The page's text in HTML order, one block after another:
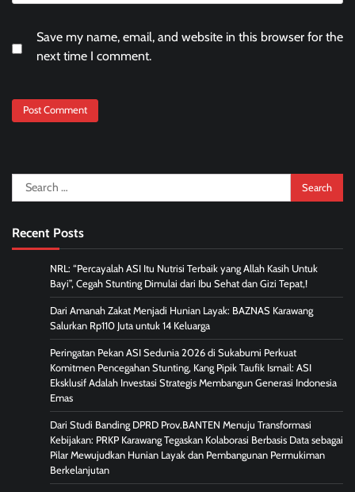
Save my name, email, and website in this browser for the
next time I comment.
Search
for:
Recent Posts
NRL: “Percayalah ASI Itu Nutrisi Terbaik yang Allah Kasih Untuk
Bayi”, Cegah Stunting Dimulai dari Ibu Sehat dan Gizi Tepat,!
Dari Amanah Zakat Menjadi Hunian Layak: BAZNAS Karawang
Salurkan Rp110 Juta untuk 14 Keluarga
Peringatan Pekan ASI Sedunia 2026 di Sukabumi Perkuat
Komitmen Pencegahan Stunting, Kang Pipik Taufik Ismail: ASI
Eksklusif Adalah Investasi Strategis Membangun Generasi Indonesia
Emas
Dari Studi Banding DPRD Prov.BANTEN Menuju Transformasi
Kebijakan: PRKP Karawang Tegaskan Kolaborasi Berbasis Data sebagai
Pilar Mewujudkan Hunian Layak dan Pembangunan Permukiman
Berkelanjutan